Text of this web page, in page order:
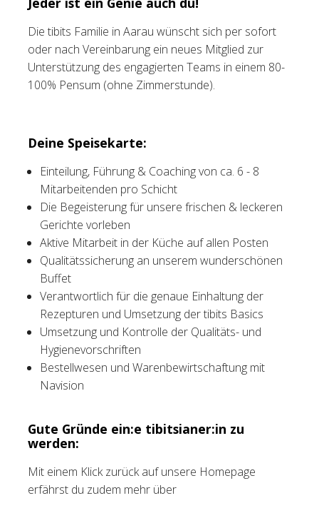
Tischreservation
Login
Schweiz (DE)
Die tibits Familie in Aarau wünscht sich per sofort
oder nach Vereinbarung ein neues Mitglied zur
Unterstützung des engagierten Teams in einem 80-
100% Pensum (ohne Zimmerstunde).
Deine Speisekarte:
Einteilung, Führung & Coaching von ca. 6 - 8
Mitarbeitenden pro Schicht
Die Begeisterung für unsere frischen & leckeren
Gerichte vorleben
Aktive Mitarbeit in der Küche auf allen Posten
Qualitätssicherung an unserem wunderschönen
Buffet
Verantwortlich für die genaue Einhaltung der
Rezepturen und Umsetzung der tibits Basics
Umsetzung und Kontrolle der Qualitäts- und
Hygienevorschriften
Bestellwesen und Warenbewirtschaftung mit
Navision
Gute Gründe ein:e tibitsianer:in zu
werden:
Mit einem Klick zurück auf unsere Homepage
erfährst du zudem mehr über